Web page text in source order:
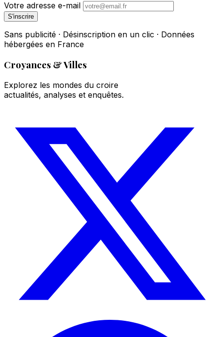
Votre adresse e-mail
S'inscrire
Sans publicité · Désinscription en un clic · Données
hébergées en France
Croyances & Villes
Explorez les mondes du croire
actualités, analyses et enquêtes.